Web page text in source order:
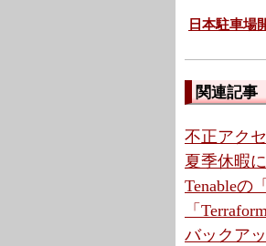
日本駐車場
関連記事
不正アク
夏季休暇
Tenableの
「
バックア